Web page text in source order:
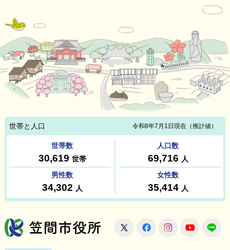
笠間市役所
X FacebookInstagram